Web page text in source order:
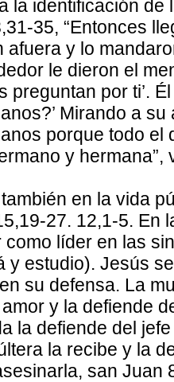
la identificación de
35, “Entonces
afuera y lo
le dieron el
preguntan por ti’.
Mirando a
porque todo el
y
en la vida
27. 12,1-5. En
como líder en las
y estudio). Jesús
su defensa. La
y la defiende
la defiende del
la recibe y la
san Juan